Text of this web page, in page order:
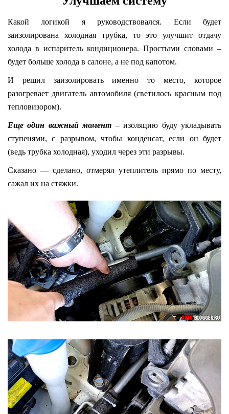
Какой логикой я руководствовался. Если будет
заизолирована холодная трубка, то это улучшит отдачу
холода в испаритель кондиционера. Простыми словами –
будет больше холода в салоне, а не под капотом.
И решил заизолировать именно то место, которое
разогревает двигатель автомобиля (светилось красным под
тепловизором).
Еще один важный момент – изоляцию буду укладывать
ступенями, с разрывом, чтобы конденсат, если он будет
(ведь трубка холодная), уходил через эти разрывы.
Сказано — сделано, отмерял утеплитель прямо по месту,
сажал их на стяжки.